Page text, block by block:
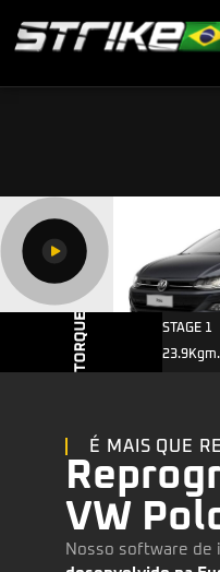
STAGE 1
É MAIS QUE
VW
Nosso software de